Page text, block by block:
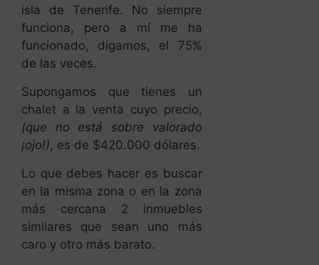
isla de Tenerife. No siempre
funciona, pero a mí me ha
funcionado, digamos, el 75%
de las veces.
Supongamos que tienes un
chalet a la venta cuyo precio,
(que no está sobre valorado
¡ojo!), es de $420.000 dólares.
Lo que debes hacer es buscar
en la misma zona o en la zona
más cercana 2 inmuebles
similares que sean uno más
caro y otro más barato.